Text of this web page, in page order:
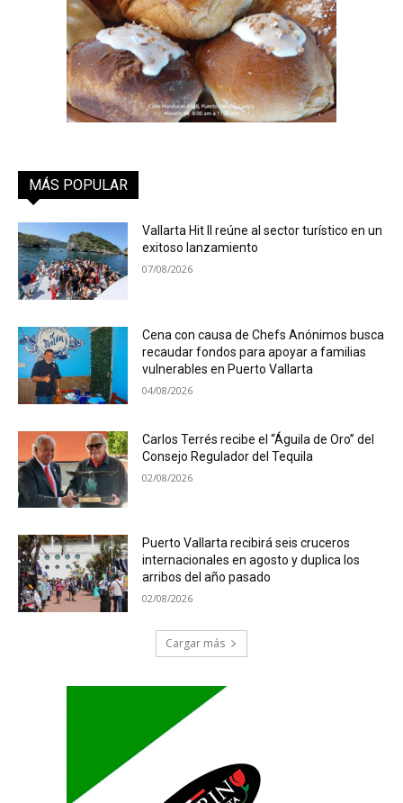
MÁS POPULAR
Vallarta Hit II reúne al sector turístico en un
exitoso lanzamiento
07/08/2026
Cena con causa de Chefs Anónimos busca
recaudar fondos para apoyar a familias
vulnerables en Puerto Vallarta
04/08/2026
Carlos Terrés recibe el “Águila de Oro” del
Consejo Regulador del Tequila
02/08/2026
Puerto Vallarta recibirá seis cruceros
internacionales en agosto y duplica los
arribos del año pasado
02/08/2026
Cargar más